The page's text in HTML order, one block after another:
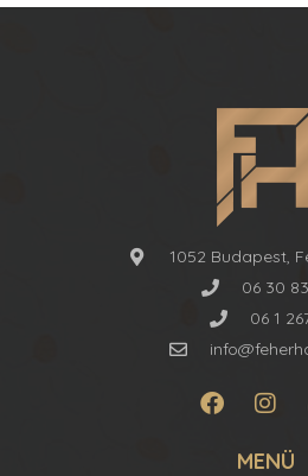
1052 Budapest,
06 30
06 1
MENÜ